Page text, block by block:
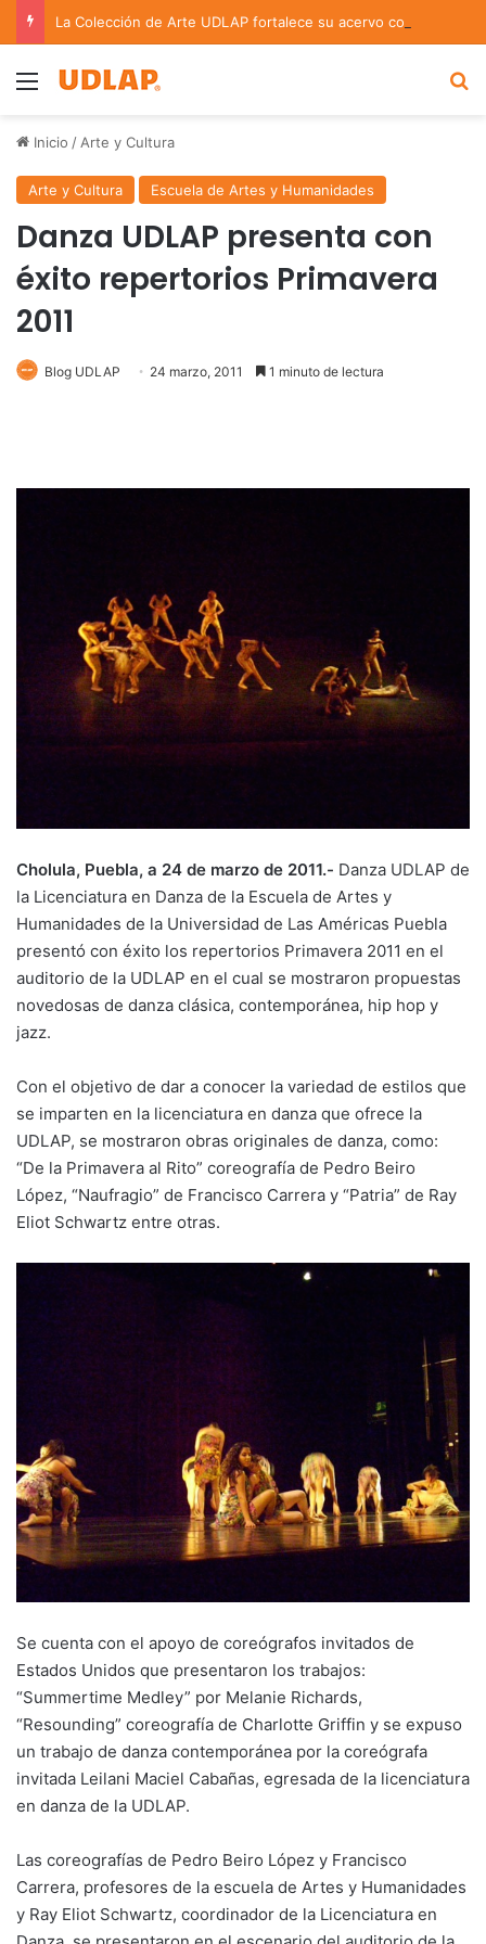
Menu
Inicio / Arte y Cultura
Arte y Cultura Escuela de Artes y Humanidades
Danza UDLAP presenta con
éxito repertorios Primavera
2011
Blog UDLAP 24 marzo, 2011 1 minuto de lectura
Cholula, Puebla, a 24 de marzo de 2011.- Danza UDLAP de
la Licenciatura en Danza de la Escuela de Artes y
Humanidades de la Universidad de Las Américas Puebla
presentó con éxito los repertorios Primavera 2011 en el
auditorio de la UDLAP en el cual se mostraron propuestas
novedosas de danza clásica, contemporánea, hip hop y
jazz.
Con el objetivo de dar a conocer la variedad de estilos que
se imparten en la licenciatura en danza que ofrece la
UDLAP, se mostraron obras originales de danza, como:
“De la Primavera al Rito” coreografía de Pedro Beiro
López, “Naufragio” de Francisco Carrera y “Patria” de Ray
Eliot Schwartz entre otras.
Se cuenta con el apoyo de coreógrafos invitados de
Estados Unidos que presentaron los trabajos:
“Summertime Medley” por Melanie Richards,
“Resounding” coreografía de Charlotte Griffin y se expuso
un trabajo de danza contemporánea por la coreógrafa
invitada Leilani Maciel Cabañas, egresada de la licenciatura
en danza de la UDLAP.
Las coreografías de Pedro Beiro López y Francisco
Carrera, profesores de la escuela de Artes y Humanidades
y Ray Eliot Schwartz, coordinador de la Licenciatura en